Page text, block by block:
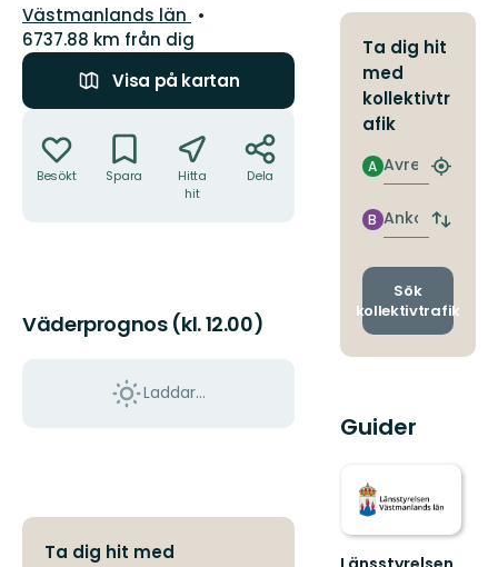
Län:
Västmanlands län
6737.88 km från dig
Visa på kartan
Besökt Spara
Hitta
hit
Dela
Väderprognos (kl. 12.00)
Laddar...
Ta dig hit med
Ta dig hit
med
kollektivtr
afik
Avresa
A
Hitta
Ankomst
B
Byt
och
Sök
kollektivtrafik
Guider